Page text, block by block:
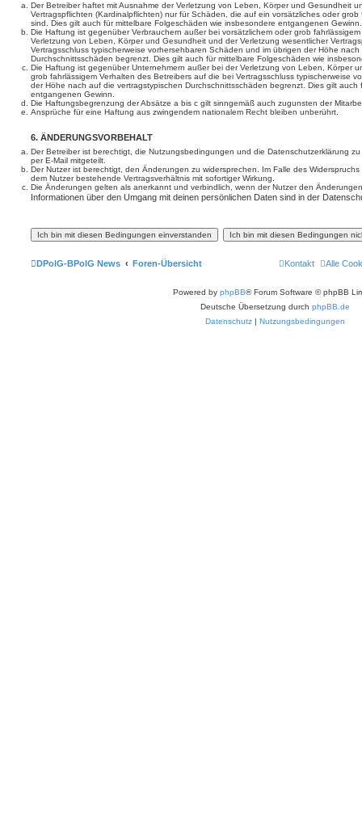
Der Betreiber haftet mit Ausnahme der Verletzung von Leben, Körper und Gesundheit
Vertragspflichten (Kardinalpflichten) nur für Schäden, die auf ein vorsätzliches oder
sind. Dies gilt auch für mittelbare Folgeschäden wie insbesondere entgangenen Gewinn.
Die Haftung ist gegenüber Verbrauchern außer bei vorsätzlichem oder grob
Verletzung von Leben, Körper und Gesundheit und der Verletzung wesentlicher
Vertragsschluss typischerweise vorhersehbaren Schäden und im übrigen der Höhe
Durchschnittsschäden begrenzt. Dies gilt auch für mittelbare Folgeschäden wie
Die Haftung ist gegenüber Unternehmern außer bei der Verletzung von Leben, Körper
grob fahrlässigem Verhalten des Betreibers auf die bei Vertragsschluss typischerweise
der Höhe nach auf die vertragstypischen Durchschnittsschäden begrenzt. Dies gilt
entgangenen Gewinn.
Die Haftungsbegrenzung der Absätze a bis c gilt sinngemäß auch zugunsten der
Ansprüche für eine Haftung aus zwingendem nationalem Recht bleiben unberührt.
6. ÄNDERUNGSVORBEHALT
Der Betreiber ist berechtigt, die Nutzungsbedingungen und die Datenschutzerklärung
per E-Mail mitgeteilt.
Der Nutzer ist berechtigt, den Änderungen zu widersprechen. Im Falle des
dem Nutzer bestehende Vertragsverhältnis mit sofortiger Wirkung.
Die Änderungen gelten als anerkannt und verbindlich, wenn der Nutzer den
Informationen über den Umgang mit deinen persönlichen Daten sind in der
DPolG-BPolG News Foren-Übersicht Alle
Kontakt
Powered by phpBB® Forum Software © phpBB
Deutsche Übersetzung durch phpBB.de
Datenschutz | Nutzungsbedingungen